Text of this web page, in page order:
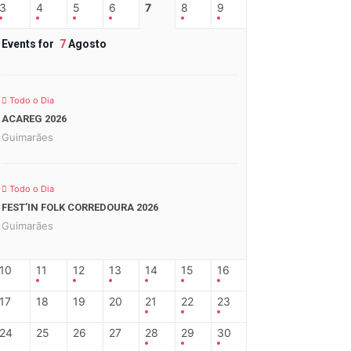
3 4 5 6 7 8 9
Events for 7Agosto
Todo o Dia
ACAREG 2026
Guimarães
Todo o Dia
FEST’IN FOLK CORREDOURA 2026
Guimarães
10 11 12 13 14 15 16
17 18 19 20 21 22 23
24 25 26 27 28 29 30